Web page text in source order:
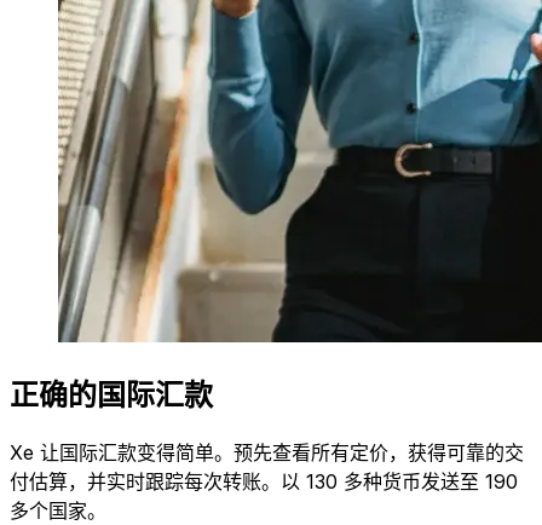
正确的国际汇款
Xe 让国际汇款变得简单。预先查看所有定价，获得可靠的交
付估算，并实时跟踪每次转账。以 130 多种货币发送至 190
多个国家。